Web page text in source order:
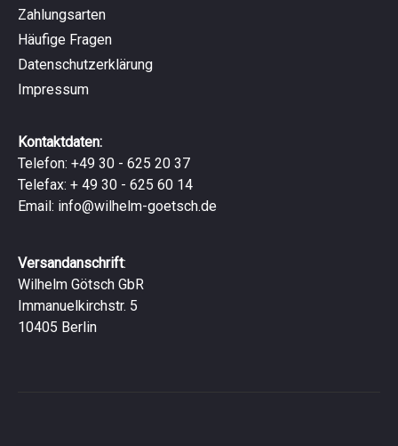
Zahlungsarten
Häufige Fragen
Datenschutzerklärung
Impressum
Kontaktdaten:
Telefon: +49 30 - 625 20 37
Telefax: + 49 30 - 625 60 14
Email: info@wilhelm-goetsch.de
Versandanschrift:
Wilhelm Götsch GbR
Immanuelkirchstr. 5
10405 Berlin